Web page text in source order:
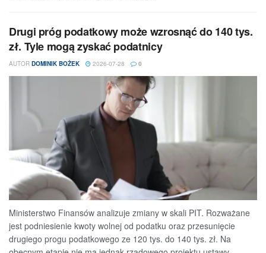
Drugi próg podatkowy może wzrosnąć do 140 tys.
zł. Tyle mogą zyskać podatnicy
AUTOR DOMINIK BOŻEK 2026-07-28 0
Ministerstwo Finansów analizuje zmiany w skali PIT. Rozważane
jest podniesienie kwoty wolnej od podatku oraz przesunięcie
drugiego progu podatkowego ze 120 tys. do 140 tys. zł. Na